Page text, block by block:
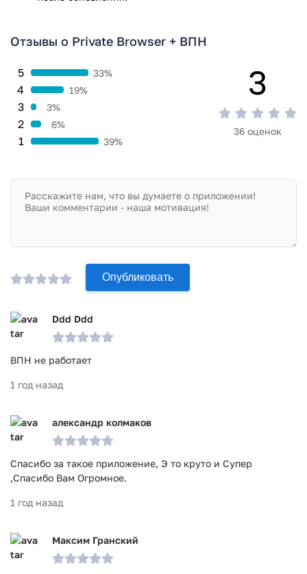
Отзывы о Private Browser + ВПН
1 39%
2 6%
3 3%
4 19%
5 33% 3
36 оценок
Опубликовать
Ddd Ddd
ВПН не работает
1 год назад
александр колмаков
Спасибо за такое приложение, Э то круто и Супер
,Спасибо Вам Огромное.
1 год назад
Максим Гранский